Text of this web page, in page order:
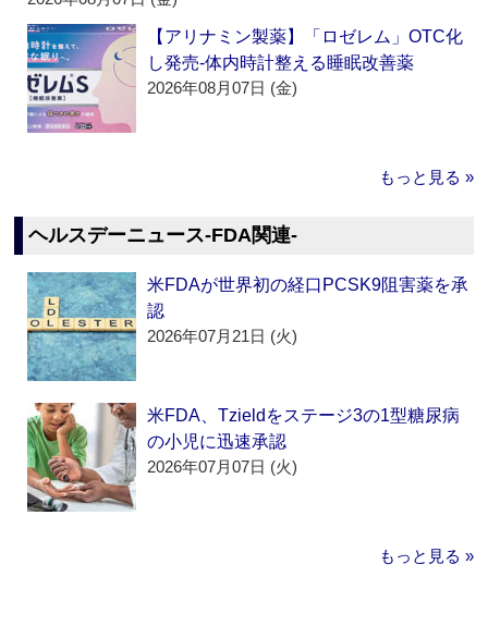
【アリナミン製薬】「ロゼレム」OTC化
し発売‐体内時計整える睡眠改善薬
2026年08月07日 (金)
もっと見る »
ヘルスデーニュース‐FDA関連‐
米FDAが世界初の経口PCSK9阻害薬を承
認
2026年07月21日 (火)
米FDA、Tzieldをステージ3の1型糖尿病
の小児に迅速承認
2026年07月07日 (火)
もっと見る »